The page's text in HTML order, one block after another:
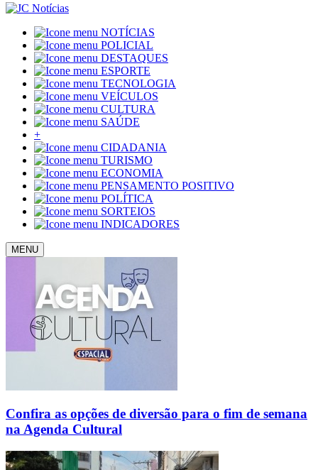
NOTÍCIAS
POLICIAL
DESTAQUES
ESPORTE
TECNOLOGIA
VEÍCULOS
CULTURA
SAÚDE
+
CIDADANIA
TURISMO
ECONOMIA
PENSAMENTO POSITIVO
POLÍTICA
SORTEIOS
INDICADORES
MENU
Confira as opções de diversão para o fim de semana
na Agenda Cultural